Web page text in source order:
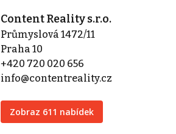
Content Reality s.r.o.
Průmyslová 1472/11
Praha 10
+420 720 020 656
info@contentreality.cz
Zobraz 611 nabídek